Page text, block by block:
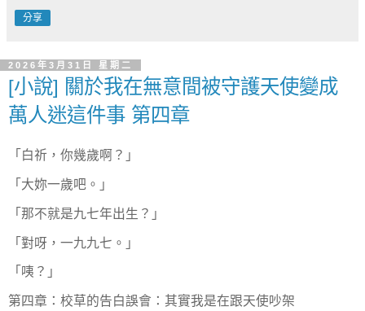
分享
2026年3月31日 星期二
[小說] 關於我在無意間被守護天使變成
萬人迷這件事 第四章
「白祈，你幾歲啊？」
「大妳一歲吧。」
「那不就是九七年出生？」
「對呀，一九九七。」
「咦？」
第四章：校草的告白誤會：其實我是在跟天使吵架